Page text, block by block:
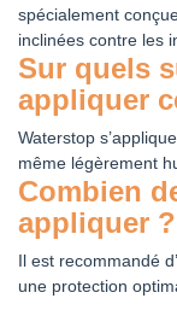
spécialement
inclinées contre les
Sur quels
appliquer
Waterstop
même légèrement
Combien
appliquer ?
Il est recommandé
une protection